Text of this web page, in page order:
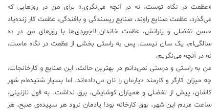
«عظمت در نگاه توست، نه در آنچه می‌نگری.» برای من در روزهایی که
می‌گذرد، عظمت صنایع راوند، صنایع ریسندگی و بافندگی، عظمت کار زنده‌یاد
حسن تفضلی و یارانش، عظمت خاندان لاجوردی‌ها با روزهای من در ده
سالگی‌ام، یک سان نیست. پس به راستی بخشی از عظمت در نگاه ماست،
نه در آنچه می‌نگریم.
من به راستی و درستی نمی‌دانم در بهترین حالت، این صنایع و کارخانجات،
چه میزان کارگر و کارمند دیارمان را نان می‌داده‌اند. اما بسیار شنیده‌ام شهر
کاشان، پیش از تفضلی و همیاران کوشایش، برق نداشت. به قول نازنینی،
ساعت مردم این شهر، بوق کارخانه بود! یادمان نرود هر سپیده‌ی صبح، هر